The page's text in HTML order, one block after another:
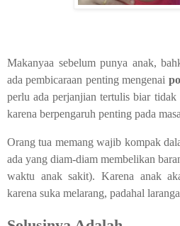
Makanyaa sebelum punya anak,
ada pembicaraan penting mengenai
perlu ada perjanjian tertulis biar
karena berpengaruh penting pada
Orang tua memang wajib kompak
ada yang diam-diam membelikan
waktu anak sakit). Karena anak
karena suka melarang, padahal